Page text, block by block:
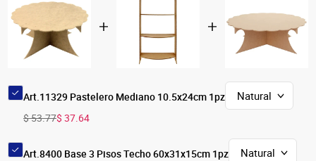
Art.11329 Pastelero Mediano 10.5x24cm 1pz
$ 53.77$ 37.64
Art.8400 Base 3 Pisos Techo 60x31x15cm 1pz